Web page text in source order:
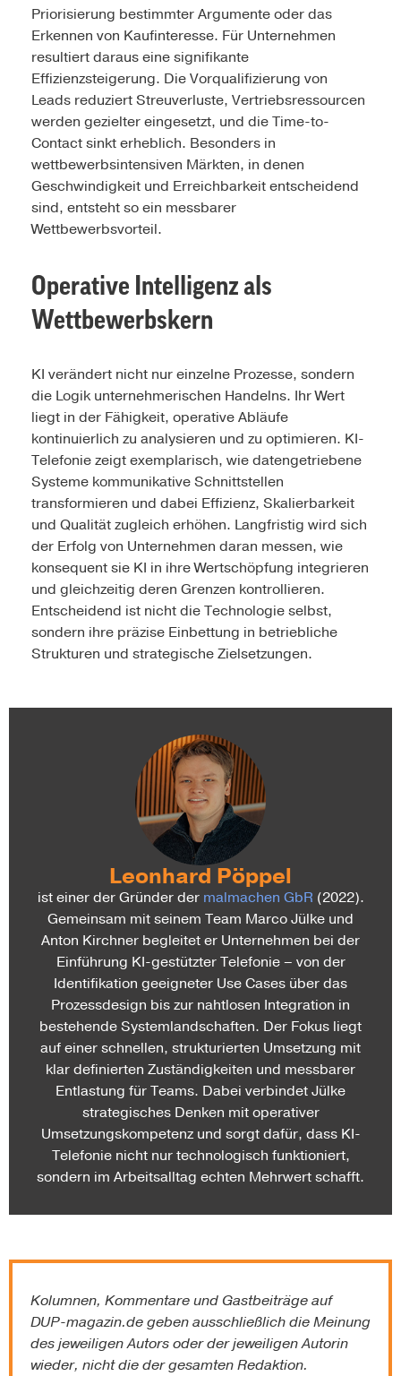
Priorisierung bestimmter Argumente oder das
Erkennen von Kaufinteresse. Für Unternehmen
resultiert daraus eine signifikante
Effizienzsteigerung. Die Vorqualifizierung von
Leads reduziert Streuverluste, Vertriebsressourcen
werden gezielter eingesetzt, und die Time-to-
Contact sinkt erheblich. Besonders in
wettbewerbsintensiven Märkten, in denen
Geschwindigkeit und Erreichbarkeit entscheidend
sind, entsteht so ein messbarer
Wettbewerbsvorteil.
Operative Intelligenz als
Wettbewerbskern
KI verändert nicht nur einzelne Prozesse, sondern
die Logik unternehmerischen Handelns. Ihr Wert
liegt in der Fähigkeit, operative Abläufe
kontinuierlich zu analysieren und zu optimieren. KI-
Telefonie zeigt exemplarisch, wie datengetriebene
Systeme kommunikative Schnittstellen
transformieren und dabei Effizienz, Skalierbarkeit
und Qualität zugleich erhöhen. Langfristig wird sich
der Erfolg von Unternehmen daran messen, wie
konsequent sie KI in ihre Wertschöpfung integrieren
und gleichzeitig deren Grenzen kontrollieren.
Entscheidend ist nicht die Technologie selbst,
sondern ihre präzise Einbettung in betriebliche
Strukturen und strategische Zielsetzungen.
Leonhard Pöppel
ist einer der Gründer der malmachen GbR (2022).
Gemeinsam mit seinem Team Marco Jülke und
Anton Kirchner begleitet er Unternehmen bei der
Einführung KI-gestützter Telefonie – von der
Identifikation geeigneter Use Cases über das
Prozessdesign bis zur nahtlosen Integration in
bestehende Systemlandschaften. Der Fokus liegt
auf einer schnellen, strukturierten Umsetzung mit
klar definierten Zuständigkeiten und messbarer
Entlastung für Teams. Dabei verbindet Jülke
strategisches Denken mit operativer
Umsetzungskompetenz und sorgt dafür, dass KI-
Telefonie nicht nur technologisch funktioniert,
sondern im Arbeitsalltag echten Mehrwert schafft.
Kolumnen, Kommentare und Gastbeiträge auf
DUP-magazin.degeben ausschließlich die Meinung
des jeweiligen Autors oder der jeweiligen Autorin
wieder, nicht die der gesamten Redaktion.